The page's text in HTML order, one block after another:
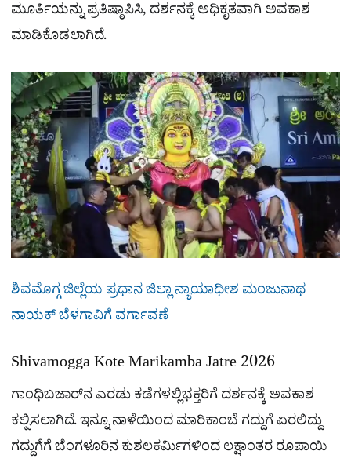
ಮೂರ್ತಿಯನ್ನು ಪ್ರತಿಷ್ಠಾಪಿಸಿ, ದರ್ಶನಕ್ಕೆ ಅಧಿಕೃತವಾಗಿ ಅವಕಾಶ
ಮಾಡಿಕೊಡಲಾಗಿದೆ.
ಶಿವಮೊಗ್ಗ ಜಿಲ್ಲೆಯ ಪ್ರಧಾನ ಜಿಲ್ಲಾ ನ್ಯಾಯಾಧೀಶ ಮಂಜುನಾಥ
ನಾಯಕ್ ಬೆಳಗಾವಿಗೆ ವರ್ಗಾವಣೆ
Shivamogga Kote Marikamba Jatre 2026
ಗಾಂಧಿಬಜಾರ್​ನ ಎರಡು ಕಡೆಗಳಲ್ಲಿಭಕ್ತರಿಗೆ ದರ್ಶನಕ್ಕೆ ಅವಕಾಶ
ಕಲ್ಪಿಸಲಾಗಿದೆ. ಇನ್ನೂ ನಾಳೆಯಿಂದ ಮಾರಿಕಾಂಬೆ ಗದ್ದುಗೆ ಏರಲಿದ್ದು
ಗದ್ದುಗೆಗೆ ಬೆಂಗಳೂರಿನ ಕುಶಲಕರ್ಮಿಗಳಿಂದ ಲಕ್ಷಾಂತರ ರೂಪಾಯಿ